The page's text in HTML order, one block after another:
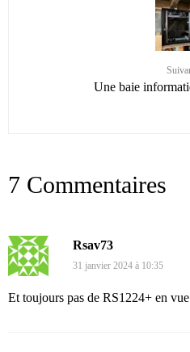
Une baie
7 Commentaires
Rsav73
31 janvier 2024 à 10:35
Et toujours pas de RS1224+ en